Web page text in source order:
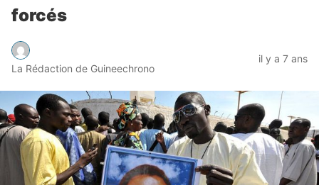
forcés
La Rédaction de Guineechrono
il y a 7 ans